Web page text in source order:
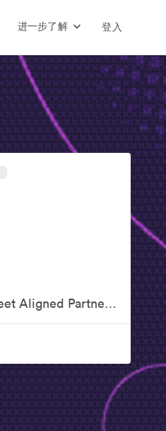
进一步了解 登入
Smartsheet Aligned Partner Program